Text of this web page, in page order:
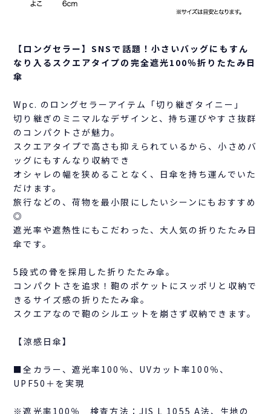
【ロングセラー】SNSで話題！小さいバッグにもすん
なり入るスクエアタイプの完全遮光100％折りたたみ日
傘
Wpc. のロングセラーアイテム「切り継ぎタイニー」
切り継ぎのミニマルなデザインと、持ち運びやすさ抜群
のコンパクトさが魅力。
スクエアタイプで高さも抑えられているから、小さめバ
ッグにもすんなり収納でき
オシャレの幅を狭めることなく、日傘を持ち運んでいた
だけます。
旅行などの、荷物を最小限にしたいシーンにもおすすめ
◎
遮光率や遮熱性にもこだわった、大人気の折りたたみ日
傘です。
5段式の骨を採用した折りたたみ傘。
コンパクトさを追求！鞄のポケットにスッポリと収納で
きるサイズ感の折りたたみ傘。
スクエアなので鞄のシルエットを崩さず収納できます。
【涼感日傘】
■全カラー、遮光率100％、UVカット率100％、
UPF50＋を実現
※遮光率100％ 検査方法：JIS L 1055 A法、生地の